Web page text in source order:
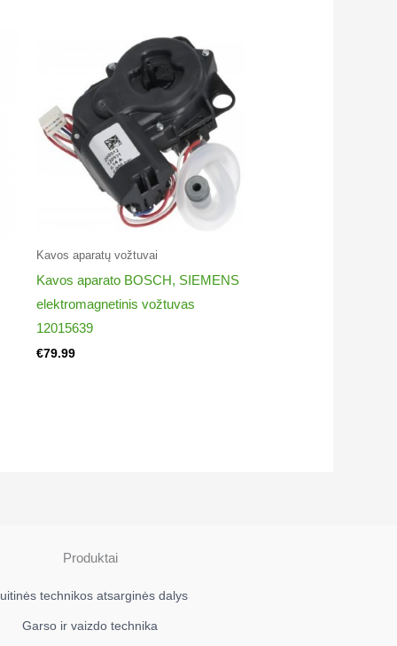
Kavos aparatų vožtuvai​
Kavos aparato BOSCH, SIEMENS
elektromagnetinis vožtuvas
12015639
€79.99
Produktai
technikos atsarginės dalys
Garso ir vaizdo technika